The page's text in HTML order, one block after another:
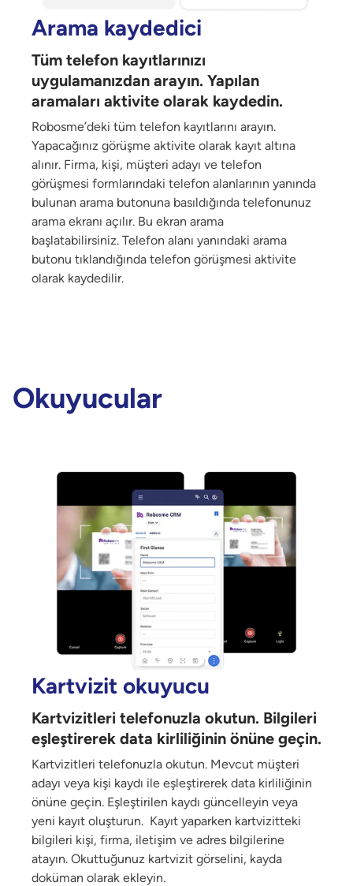
Arama kaydedici
Tüm telefon kayıtlarınızı
uygulamanızdan arayın. Yapılan
aramaları aktivite olarak kaydedin.
Robosme’deki tüm telefon kayıtlarını arayın.
Yapacağınız görüşme aktivite olarak kayıt altına
alınır. Firma, kişi, müşteri adayı ve telefon
görüşmesi formlarındaki telefon alanlarının yanında
bulunan arama butonuna basıldığında telefonunuz
arama ekranı açılır. Bu ekran arama
başlatabilirsiniz. Telefon alanı yanındaki arama
butonu tıklandığında telefon görüşmesi aktivite
olarak kaydedilir.
Okuyucular
Kartvizit okuyucu
Kartvizitleri telefonuzla okutun. Bilgileri
eşleştirerek data kirliliğinin önüne geçin.
Kartvizitleri telefonuzla okutun. Mevcut müşteri
adayı veya kişi kaydı ile eşleştirerek data kirliliğinin
önüne geçin. Eşleştirilen kaydı güncelleyin veya
yeni kayıt oluşturun. Kayıt yaparken kartvizitteki
bilgileri kişi, firma, iletişim ve adres bilgilerine
atayın. Okuttuğunuz kartvizit görselini, kayda
doküman olarak ekleyin.